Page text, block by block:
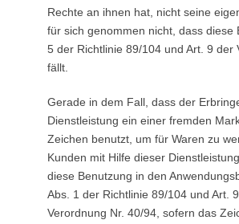
Rechte an ihnen hat, nicht seine
für sich genommen nicht, dass diese
5 der Richtlinie 89/104 und Art. 9 der
fällt.
Gerade in dem Fall, dass der
Dienstleistung ein einer fremden
Zeichen benutzt, um für Waren zu
Kunden mit Hilfe dieser
diese Benutzung in den
Abs. 1 der Richtlinie 89/104 und Art.
Verordnung Nr. 40/94, sofern das